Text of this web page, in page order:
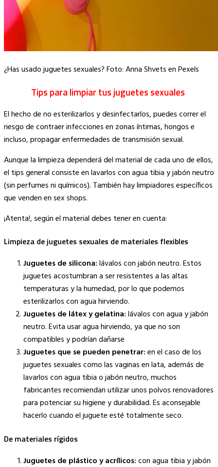
¿Has usado juguetes sexuales? Foto: Anna Shvets en Pexels
Tips para limpiar tus juguetes sexuales
El hecho de no esterilizarlos y desinfectarlos, puedes correr el
riesgo de contraer infecciones en zonas íntimas, hongos e
incluso, propagar enfermedades de transmisión sexual.
Aunque la limpieza dependerá del material de cada uno de ellos,
el tips general consiste en lavarlos con agua tibia y jabón neutro
(sin perfumes ni químicos). También hay limpiadores específicos
que venden en sex shops.
¡Atenta!, según el material debes tener en cuenta:
Limpieza de juguetes sexuales de materiales flexibles
Juguetes de silicona:lávalos con jabón neutro. Estos
juguetes acostumbran a ser resistentes a las altas
temperaturas y la humedad, por lo que podemos
esterilizarlos con agua hirviendo.
Juguetes de látex y gelatina:lávalos con agua y jabón
neutro. Evita usar agua hirviendo, ya que no son
compatibles y podrían dañarse
Juguetes que se pueden penetrar:en el caso de los
juguetes sexuales como las vaginas en lata, además de
lavarlos con agua tibia o jabón neutro, muchos
fabricantes recomiendan utilizar unos polvos renovadores
para potenciar su higiene y durabilidad. Es aconsejable
hacerlo cuando el juguete esté totalmente seco.
De materiales rígidos
Juguetes de plástico y acrílicos:con agua tibia y jabón